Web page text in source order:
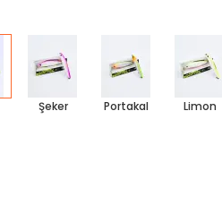
Şeker Portakal Limon